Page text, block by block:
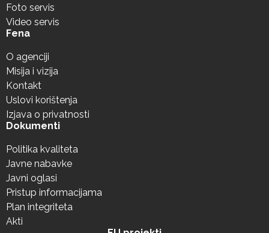
Foto servis
Video servis
Fena
O agenciji
Misija i vizija
Kontakt
Uslovi korištenja
Izjava o privatnosti
Dokumenti
Politika kvaliteta
Javne nabavke
Javni oglasi
Pristup informacijama
Plan integriteta
Akti